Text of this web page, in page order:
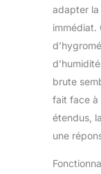
adapter la
immédiat.
brute
fait face à
étendus,
une